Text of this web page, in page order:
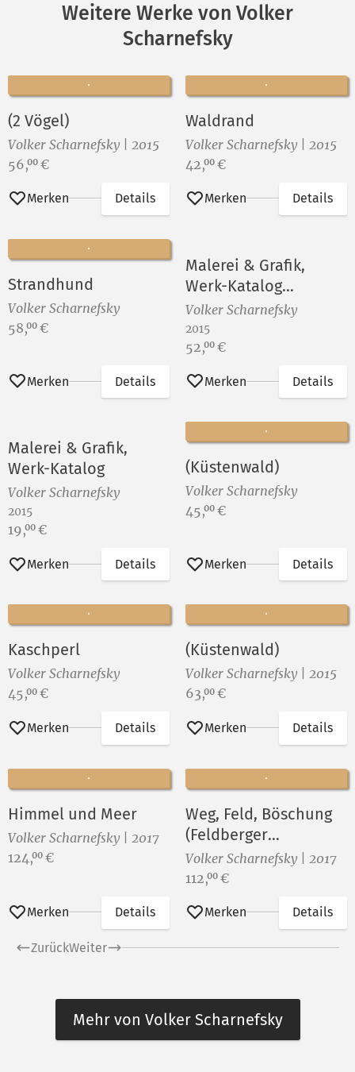
Weitere Werke von Volker
Scharnefsky
(2 Vögel)
Volker Scharnefsky | 2015
Preis:
56,00 €
Merken Details
Waldrand
Volker Scharnefsky | 2015
Preis:
42,00 €
Merken Details
Strandhund
Volker Scharnefsky
Preis:
58,00 €
Merken Details
Malerei & Grafik,
Werk-Katalog
(Vorzugsausgabe)
Volker Scharnefsky
2015
Preis:
52,00 €
Merken Details
Malerei & Grafik,
Werk-Katalog
Volker Scharnefsky
2015
Preis:
19,00 €
Merken Details
(Küstenwald)
Volker Scharnefsky
Preis:
45,00 €
Merken Details
Kaschperl
Volker Scharnefsky
Preis:
45,00 €
Merken Details
(Küstenwald)
Volker Scharnefsky | 2015
Preis:
63,00 €
Merken Details
Himmel und Meer
Volker Scharnefsky | 2017
Preis:
124,00 €
Merken Details
Weg, Feld, Böschung
(Feldberger
Landschaft)
Volker Scharnefsky | 2017
Preis:
112,00 €
Merken Details
ZurückWeiter
Mehr von Volker Scharnefsky